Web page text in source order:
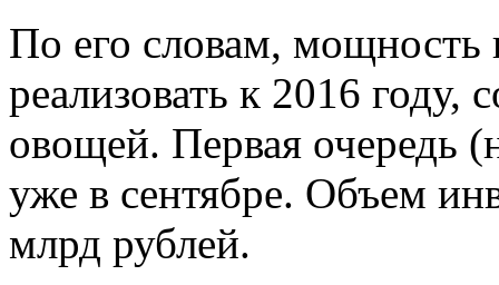
По его словам, мощность
реализовать к 2016 году,
овощей. Первая очередь
уже в сентябре. Объем
млрд рублей.